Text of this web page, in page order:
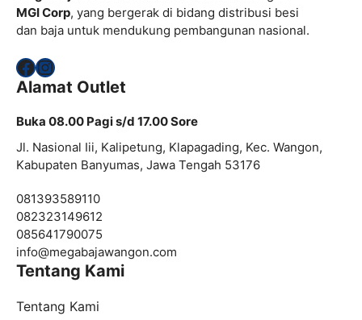
MGI Corp, yang bergerak di bidang distribusi besi
dan baja untuk mendukung pembangunan nasional.
Facebook
Instagram
Alamat Outlet
Buka 08.00 Pagi s/d 17.00 Sore
Jl. Nasional Iii, Kalipetung, Klapagading, Kec. Wangon,
Kabupaten Banyumas, Jawa Tengah 53176
081393589110
082323149612
085641790075
info@megabajawangon.com
Tentang Kami
Tentang Kami